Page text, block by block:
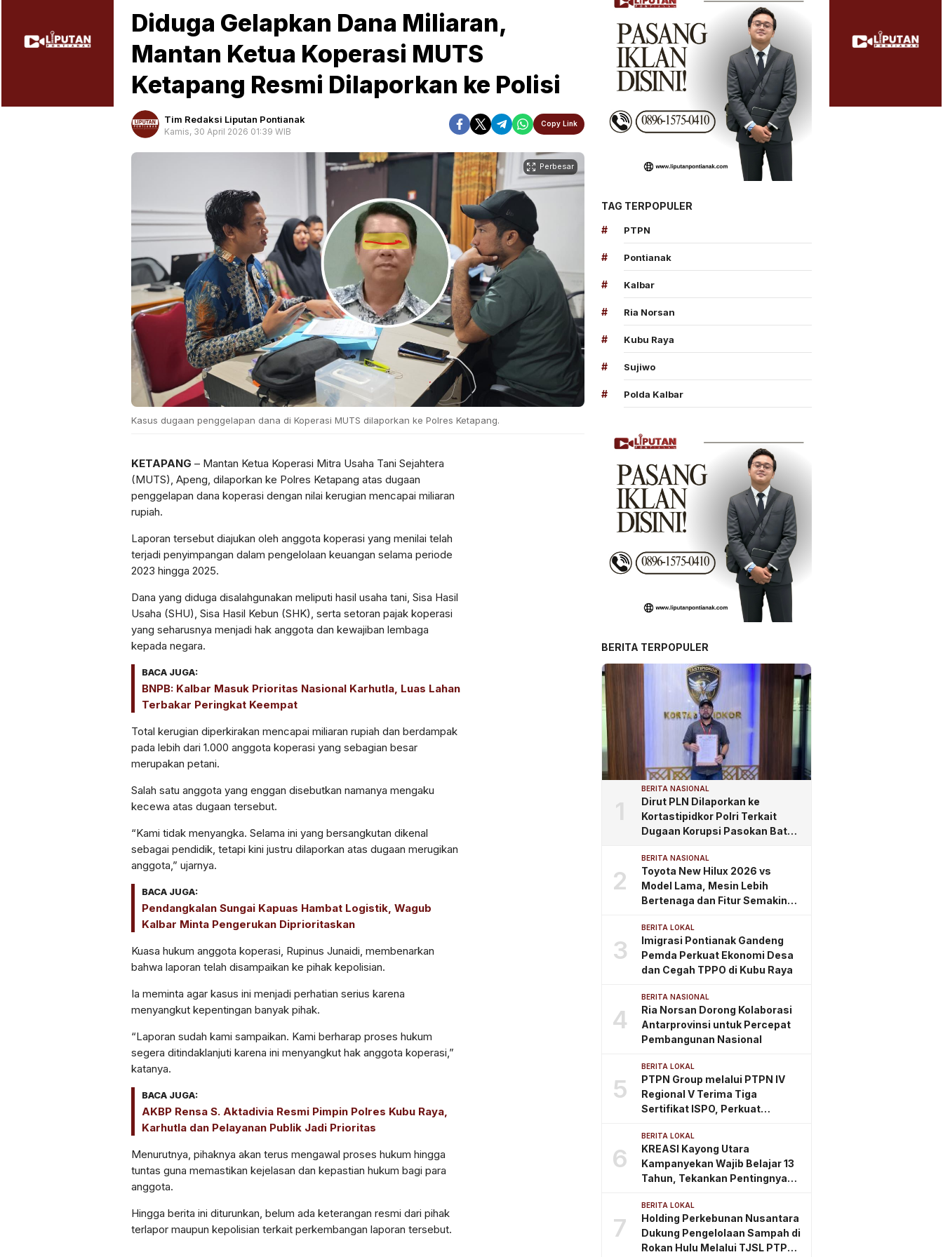
Diduga Gelapkan Dana Miliaran,
Mantan Ketua Koperasi MUTS
Ketapang Resmi Dilaporkan ke Polisi
Tim Redaksi Liputan Pontianak
Kamis, 30 April 2026 01:39 WIB
Copy Link
Perbesar
Kasus dugaan penggelapan dana di Koperasi MUTS dilaporkan ke Polres Ketapang.
KETAPANG – Mantan Ketua Koperasi Mitra Usaha Tani Sejahtera
(MUTS), Apeng, dilaporkan ke Polres Ketapang atas dugaan
penggelapan dana koperasi dengan nilai kerugian mencapai miliaran
rupiah.
Laporan tersebut diajukan oleh anggota koperasi yang menilai telah
terjadi penyimpangan dalam pengelolaan keuangan selama periode
2023 hingga 2025.
Dana yang diduga disalahgunakan meliputi hasil usaha tani, Sisa Hasil
Usaha (SHU), Sisa Hasil Kebun (SHK), serta setoran pajak koperasi
yang seharusnya menjadi hak anggota dan kewajiban lembaga
kepada negara.
BACA JUGA:
BNPB: Kalbar Masuk Prioritas Nasional Karhutla, Luas Lahan
Terbakar Peringkat Keempat
Total kerugian diperkirakan mencapai miliaran rupiah dan berdampak
pada lebih dari 1.000 anggota koperasi yang sebagian besar
merupakan petani.
Salah satu anggota yang enggan disebutkan namanya mengaku
kecewa atas dugaan tersebut.
“Kami tidak menyangka. Selama ini yang bersangkutan dikenal
sebagai pendidik, tetapi kini justru dilaporkan atas dugaan merugikan
anggota,” ujarnya.
BACA JUGA:
Pendangkalan Sungai Kapuas Hambat Logistik, Wagub
Kalbar Minta Pengerukan Diprioritaskan
Kuasa hukum anggota koperasi, Rupinus Junaidi, membenarkan
bahwa laporan telah disampaikan ke pihak kepolisian.
Ia meminta agar kasus ini menjadi perhatian serius karena
menyangkut kepentingan banyak pihak.
“Laporan sudah kami sampaikan. Kami berharap proses hukum
segera ditindaklanjuti karena ini menyangkut hak anggota koperasi,”
katanya.
BACA JUGA:
AKBP Rensa S. Aktadivia Resmi Pimpin Polres Kubu Raya,
Karhutla dan Pelayanan Publik Jadi Prioritas
Menurutnya, pihaknya akan terus mengawal proses hukum hingga
tuntas guna memastikan kejelasan dan kepastian hukum bagi para
anggota.
Hingga berita ini diturunkan, belum ada keterangan resmi dari pihak
terlapor maupun kepolisian terkait perkembangan laporan tersebut.
TAG TERPOPULER
#
PTPN
# Pontianak
# Kalbar
# Ria Norsan
# Kubu Raya
# Sujiwo
# Polda Kalbar
BERITA TERPOPULER
1
BERITA NASIONAL
Dirut PLN Dilaporkan ke
Kortastipidkor Polri Terkait
Dugaan Korupsi Pasokan Batu
2
BERITA NASIONAL
Toyota New Hilux 2026 vs
Model Lama, Mesin Lebih
Bertenaga dan Fitur Semakin
3
BERITA LOKAL
Imigrasi Pontianak Gandeng
Pemda Perkuat Ekonomi Desa
dan Cegah TPPO di Kubu Raya
4
BERITA NASIONAL
Ria Norsan Dorong Kolaborasi
Antarprovinsi untuk Percepat
Pembangunan Nasional
5
BERITA LOKAL
PTPN Group melalui PTPN IV
Regional V Terima Tiga
Sertifikat ISPO, Perkuat
Berkelanjutan di Kalimantan
Timur
6
BERITA LOKAL
KREASI Kayong Utara
Kampanyekan Wajib Belajar 13
Tahun, Tekankan Pentingnya
Dini
7
BERITA LOKAL
Holding Perkebunan Nusantara
Dukung Pengelolaan Sampah di
Rokan Hulu Melalui TJSL PTPN